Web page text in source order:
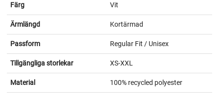
Färg Vit
Ärmlängd Kortärmad
Passform Regular Fit / Unisex
Tillgängliga storlekar XS-XXL
Material 100% recycled polyester